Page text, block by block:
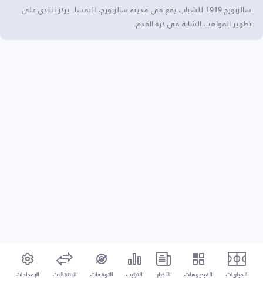
سالزبورج 1919 للشباب يقع في مدينة سالزبورج، النمسا. يركز النادي على
تطوير المواهب الشابة في كرة القدم.
المباريات الفيديوهات الأخبار الترتيب التوقعات الإنتقالات الإعدادات